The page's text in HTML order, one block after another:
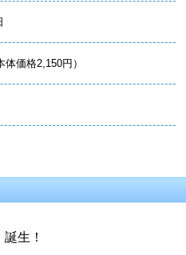
価格2,150円）
生！